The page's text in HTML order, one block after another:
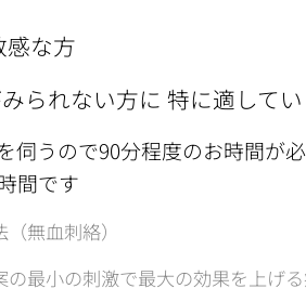
感な方
られない方に 特に適して
伺うので90分程度のお時間が
間です
無血刺絡）
最小の刺激で最大の効果を上げ